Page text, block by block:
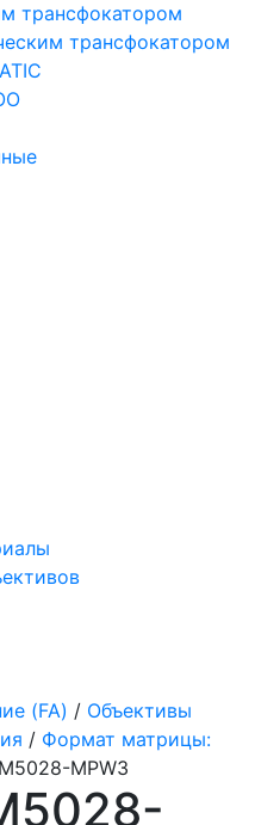
трансфокатором
трансфокатором
(FA) / Объективы
/ Формат матрицы:
MPW3